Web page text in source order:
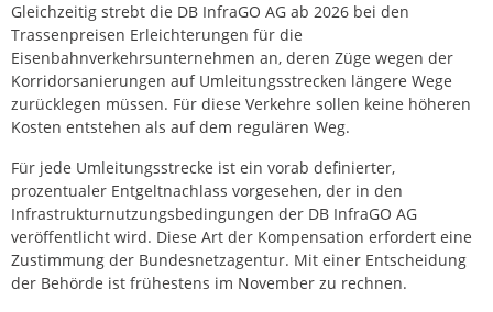
Gleichzeitig strebt die DB InfraGO AG ab 2026 bei den
Trassenpreisen Erleichterungen für die
Eisenbahnverkehrsunternehmen an, deren Züge wegen der
Korridorsanierungen auf Umleitungsstrecken längere Wege
zurücklegen müssen. Für diese Verkehre sollen keine höheren
Kosten entstehen als auf dem regulären Weg.
Für jede Umleitungsstrecke ist ein vorab definierter,
prozentualer Entgeltnachlass vorgesehen, der in den
Infrastrukturnutzungsbedingungen der DB InfraGO AG
veröffentlicht wird. Diese Art der Kompensation erfordert eine
Zustimmung der Bundesnetzagentur. Mit einer Entscheidung
der Behörde ist frühestens im November zu rechnen.